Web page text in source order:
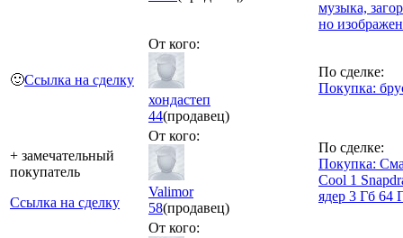
музыка,
но
🙂Ссылка на сделку
От кого:
хондастеп
44(продавец)
По сделке:
Покупка:
+ замечательный
покупатель
Ссылка на сделку
От кого:
Valimor
58(продавец)
По сделке:
Покупка:
Cool 1
ядер 3 Гб 64
От кого: